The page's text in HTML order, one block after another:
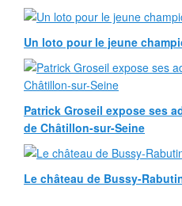
Un loto pour le jeune
Patrick Groseil expose ses
de Châtillon-sur-Seine
Le château de Bussy-